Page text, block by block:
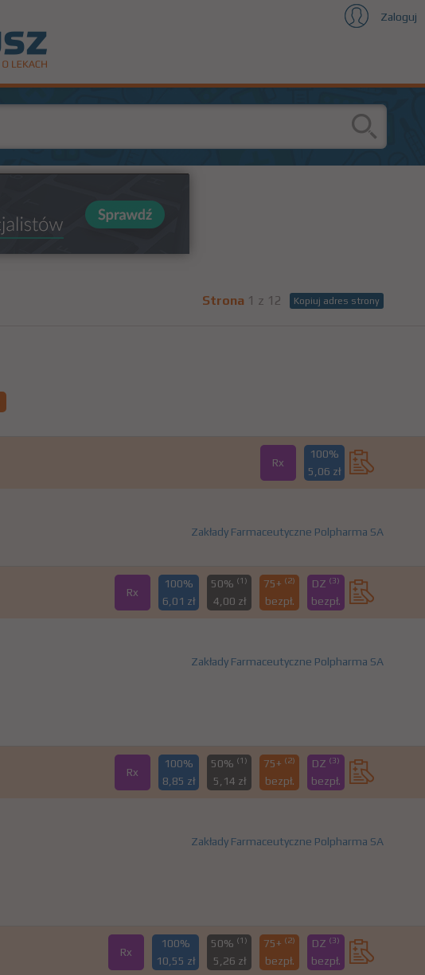
Zaloguj
Kopiuj adres strony
Strona 1 z 12
Rx
100%
5,06 zł
Zakłady Farmaceutyczne Polpharma SA
Rx
100%
6,01 zł
50% (1)
4,00 zł
75+ (2)
bezpł.
DZ (3)
bezpł.
Zakłady Farmaceutyczne Polpharma SA
Rx
100%
8,85 zł
50% (1)
5,14 zł
75+ (2)
bezpł.
DZ (3)
bezpł.
Zakłady Farmaceutyczne Polpharma SA
Rx
100%
10,55 zł
50% (1)
5,26 zł
75+ (2)
bezpł.
DZ (3)
bezpł.